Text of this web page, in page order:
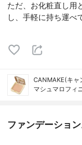
ただ、お化粧直し用
し、手軽に持ち運べ
CANMAKE(キャ
マシュマロフィ
ファンデーショ